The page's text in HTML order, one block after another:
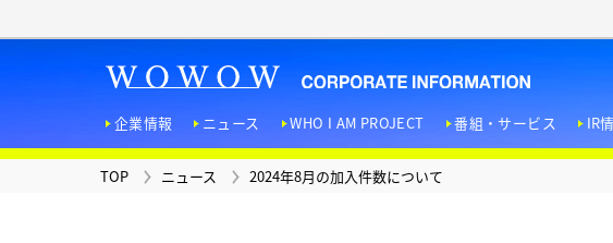
企業情報 ニュース WHO I AM PROJECT 番組・サービス IR
TOP
ニュース
WHO I AM PROJECT
お問い合わせ
広報マガジン
TOP ニュース 2024年8月の加入件数について